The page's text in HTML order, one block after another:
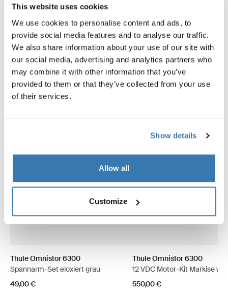
This website uses cookies
We use cookies to personalise content and ads, to
provide social media features and to analyse our traffic.
We also share information about your use of our site with
our social media, advertising and analytics partners who
may combine it with other information that you’ve
provided to them or that they’ve collected from your use
of their services.
Show details
Allow all
Customize
Zubehör für Thule Omnistor 6300
Thule Omnistor 6300
Spannarm-Set eloxiert grau
49,00 €
Thule Omnistor 6300
12 VDC Motor-Kit Markise
550,00 €